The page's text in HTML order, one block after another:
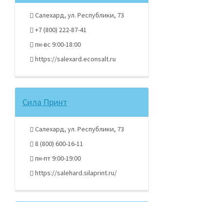
Салехард, ул. Республики, 73
+7 (800) 222-87-41
пн-вс 9:00-18:00
https://salexard.econsalt.ru
Сила Принт
Салехард, ул. Республики, 73
8 (800) 600-16-11
пн-пт 9:00-19:00
https://salehard.silaprint.ru/